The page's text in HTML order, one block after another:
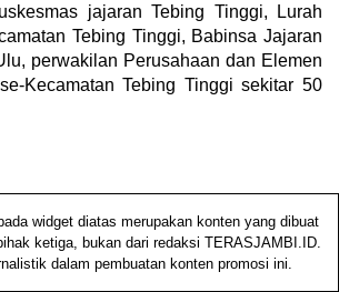
jajaran Tebing Tinggi, Lurah
Tebing Tinggi, Babinsa Jajaran
perwakilan Perusahaan dan Elemen
Kecamatan Tebing Tinggi sekitar 50
widget diatas merupakan konten yang dibuat
ketiga, bukan dari redaksi TERASJAMBI.ID.
dalam pembuatan konten promosi ini.